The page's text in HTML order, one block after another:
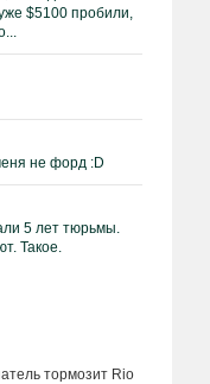
$5100 пробили,
не форд :D
5 лет тюрьмы.
Такое.
тормозит Rio